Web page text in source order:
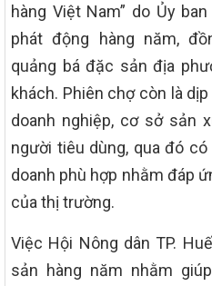
hàng Việt Nam” do Ủy
phát động hàng năm,
quảng bá đặc sản địa
khách. Phiên chợ còn là
doanh nghiệp, cơ sở sản
người tiêu dùng, qua đó
doanh phù hợp nhằm đáp
của thị trường.
Việc Hội Nông dân TP.
sản hàng năm nhằm